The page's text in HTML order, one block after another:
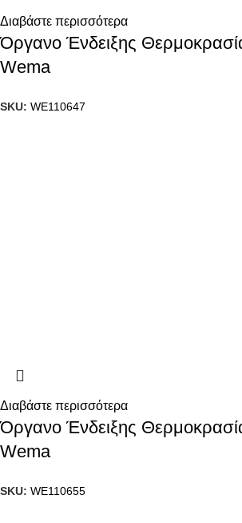
Διαβάστε περισσότερα
Όργανο Ένδειξης
Wema
SKU: WE110647
Διαβάστε περισσότερα
Όργανο Ένδειξης
Wema
SKU: WE110655